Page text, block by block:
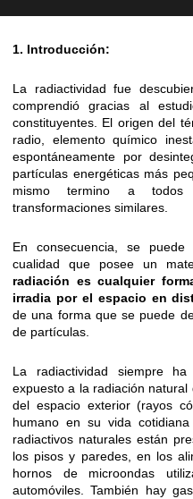
1. Introducción:
La radiactividad fue
comprendió gracias al
constituyentes. El origen del
radio, elemento químico
espontáneamente por
partículas energéticas más
mismo termino a
transformaciones similares.
En consecuencia, se
cualidad que posee un
radiación es cualquier
irradia por el espacio en
de una forma que se puede
de partículas.
La radiactividad siempre
expuesto a la radiación
del espacio exterior (rayos
humano en su vida
radiactivos naturales están
los pisos y paredes, en los
hornos de microondas
automóviles. También hay